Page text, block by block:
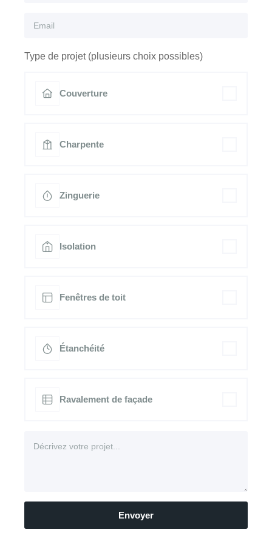
Type de projet (plusieurs choix possibles)
Couverture
Charpente
Zinguerie
Isolation
Fenêtres de toit
Étanchéité
Ravalement de façade
Envoyer